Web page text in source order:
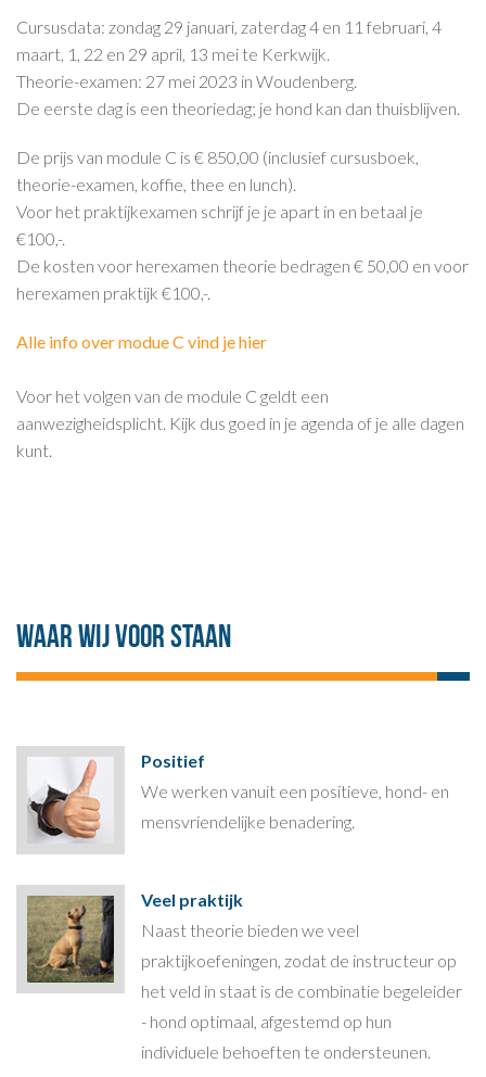
Cursusdata: zondag 29 januari, zaterdag 4 en 11 februari, 4
maart, 1, 22 en 29 april, 13 mei te Kerkwijk.
Theorie-examen: 27 mei 2023 in Woudenberg.
De eerste dag is een theoriedag; je hond kan dan thuisblijven.
De prijs van module C is € 850,00 (inclusief cursusboek,
theorie-examen, koffie, thee en lunch).
Voor het praktijkexamen schrijf je je apart in en betaal je
€100,-.
De kosten voor herexamen theorie bedragen € 50,00 en voor
herexamen praktijk €100,-.
Alle info over modue C vind je hier
Voor het volgen van de module C geldt een
aanwezigheidsplicht. Kijk dus goed in je agenda of je alle dagen
kunt.
Waar wij voor staan
Positief
We werken vanuit een positieve, hond- en
mensvriendelijke benadering.
Veel praktijk
Naast theorie bieden we veel
praktijkoefeningen, zodat de instructeur op
het veld in staat is de combinatie begeleider
- hond optimaal, afgestemd op hun
individuele behoeften te ondersteunen.